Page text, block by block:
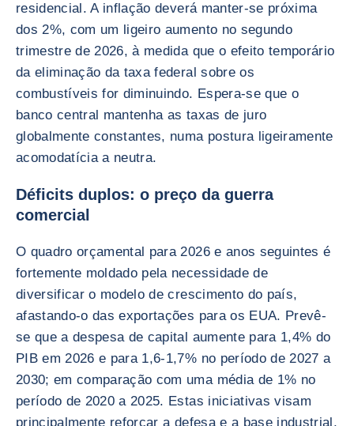
residencial. A inflação deverá manter-se próxima
dos 2%, com um ligeiro aumento no segundo
trimestre de 2026, à medida que o efeito temporário
da eliminação da taxa federal sobre os
combustíveis for diminuindo. Espera-se que o
banco central mantenha as taxas de juro
globalmente constantes, numa postura ligeiramente
acomodatícia a neutra.
Déficits duplos: o preço da guerra
comercial
O quadro orçamental para 2026 e anos seguintes é
fortemente moldado pela necessidade de
diversificar o modelo de crescimento do país,
afastando-o das exportações para os EUA. Prevê-
se que a despesa de capital aumente para 1,4% do
PIB em 2026 e para 1,6-1,7% no período de 2027 a
2030; em comparação com uma média de 1% no
período de 2020 a 2025. Estas iniciativas visam
principalmente reforçar a defesa e a base industrial,